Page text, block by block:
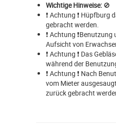
Wichtige Hinweise: 🚫
❗ Achtung ❗
gebracht werden.
❗ Achtung
Aufsicht von
❗ Achtung ❗ Das
während der
❗ Achtung ❗ Nach
vom Mieter
zurück gebracht